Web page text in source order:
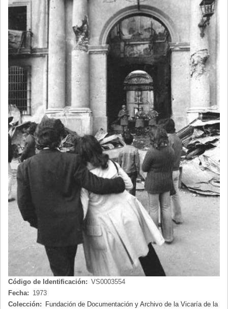
Código de Identificación: VS0003554
Fecha: 1973
Colección:
Fundación de Documentación y Archivo de la Vicaría de la